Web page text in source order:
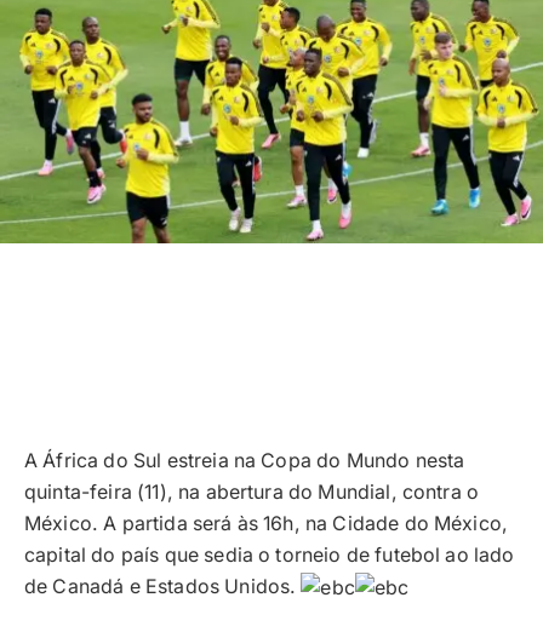
A África do Sul estreia na Copa do Mundo nesta
quinta-feira (11), na abertura do Mundial, contra o
México. A partida será às 16h, na Cidade do México,
capital do país que sedia o torneio de futebol ao lado
de Canadá e Estados Unidos.